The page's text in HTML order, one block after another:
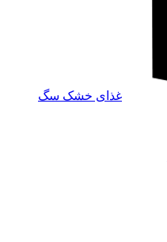
غذای خشک سگ